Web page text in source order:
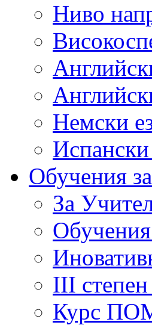
Ниво
Немски
Обучения
За
III
Курс